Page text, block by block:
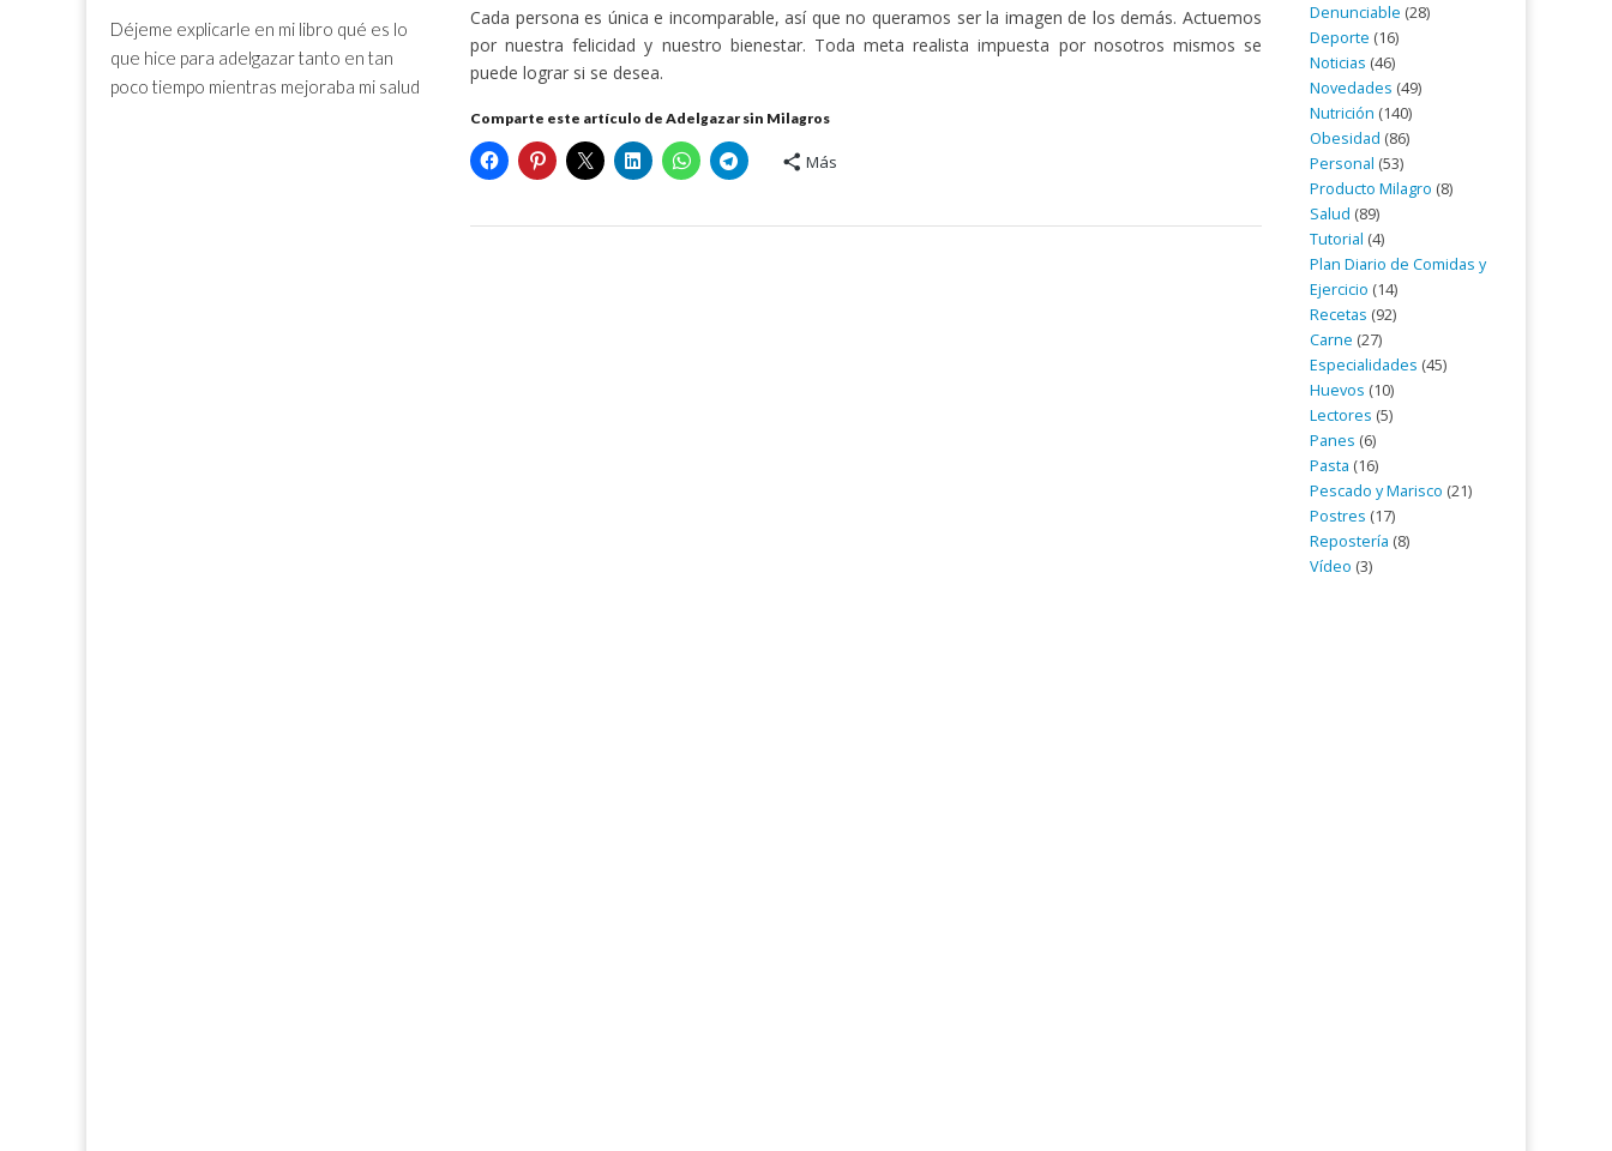
Cada persona es única e incomparable, así que no queramos ser la imagen de los demás. Actuemos
por nuestra felicidad y nuestro bienestar. Toda meta realista impuesta por nosotros mismos se
puede lograr si se desea.
Comparte este artículo de Adelgazar sin Milagros
Más
Déjeme explicarle en mi libro qué es lo
que hice para adelgazar tanto en tan
poco tiempo mientras mejoraba mi salud
Denunciable (28)
Deporte (16)
Noticias (46)
Novedades (49)
Nutrición (140)
Obesidad (86)
Personal (53)
Producto Milagro (8)
Salud (89)
Tutorial (4)
Plan Diario de Comidas y
Ejercicio (14)
Recetas (92)
Carne (27)
Especialidades (45)
Huevos (10)
Lectores (5)
Panes (6)
Pasta (16)
Pescado y Marisco (21)
Postres (17)
Repostería (8)
Vídeo (3)